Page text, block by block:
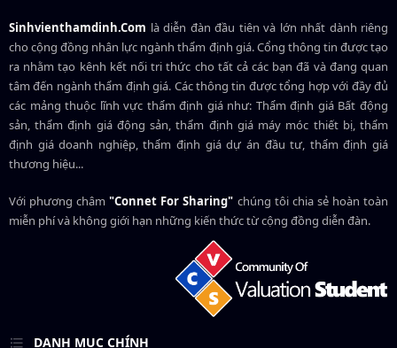
Sinhvienthamdinh.Com là diễn đàn đầu tiên và lớn nhất dành riêng
cho cộng đồng nhân lực ngànhthẩm định giá. Cổng thông tin được tạo
ra nhằm tạo kênh kết nối tri thức cho tất cả các bạn đã và đang quan
tâm đến ngành thẩm định giá. Các thông tin được tổng hợp với đầy đủ
các mảng thuộc lĩnh vực thẩm định giá như: Thẩm định giá Bất động
sản, thẩm định giá động sản, thẩm định giá máy móc thiết bị, thẩm
định giá doanh nghiệp, thẩm định giá dự án đầu tư, thẩm định giá
thương hiệu...
Với phương châm"Connet For Sharing" chúng tôi chia sẻ hoàn toàn
miễn phí và không giới hạn những kiến thức từ cộng đồng diễn đàn.
DANH MỤC CHÍNH